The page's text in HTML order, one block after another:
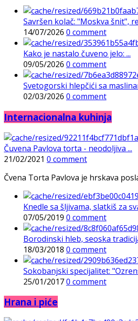
Savršen kolač: "Moskva šnit",
14/07/2026 0 comment
Kako je nastalo čuveno jelo: ...
09/05/2026 0 comment
Svetogorski hlepčići sa
02/03/2026 0 comment
Internacionalna kuhinja
Čuvena Pavlova torta - neodoljiva ...
21/02/2021 0 comment
Čvena Torta Pavlova je hrskava
Knedle sa šljivama, slatkiš za
07/05/2019 0 comment
Borodinski hleb, seoska
18/03/2018 0 comment
Sokobanjski specijalitet:
25/01/20170 comment
Hrana i piće